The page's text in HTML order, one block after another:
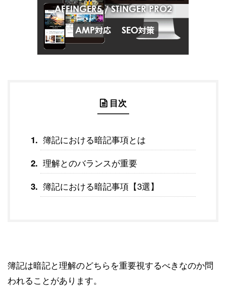
目次
簿記における暗記事項とは
理解とのバランスが重要
簿記における暗記事項【3選】
簿記は暗記と理解のどちらを重要視するべきなのか問
われることがあります。